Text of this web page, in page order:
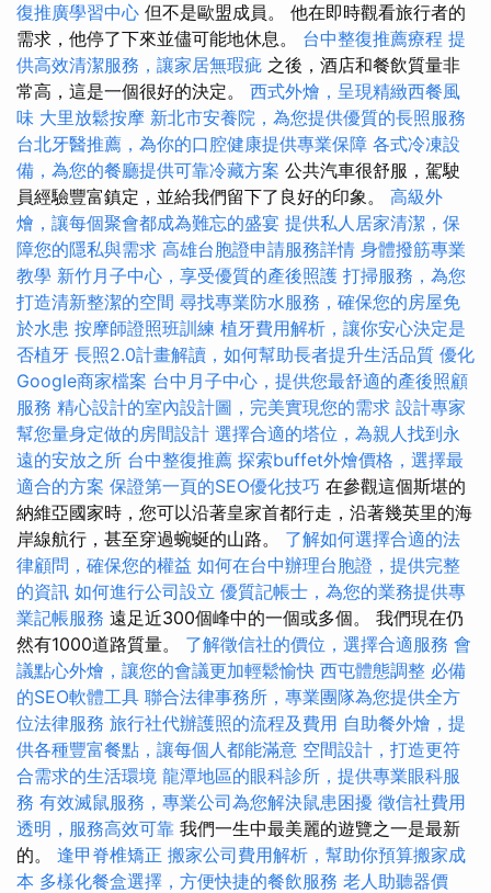
復推廣學習中心 但不是歐盟成員。 他在即時觀看旅行者的
需求，他停了下來並儘可能地休息。 台中整復推薦療程 提
供高效清潔服務，讓家居無瑕疵 之後，酒店和餐飲質量非
常高，這是一個很好的決定。 西式外燴，呈現精緻西餐風
味 大里放鬆按摩 新北市安養院，為您提供優質的長照服務
台北牙醫推薦，為你的口腔健康提供專業保障 各式冷凍設
備，為您的餐廳提供可靠冷藏方案 公共汽車很舒服，駕駛
員經驗豐富鎮定，並給我們留下了良好的印象。 高級外
燴，讓每個聚會都成為難忘的盛宴 提供私人居家清潔，保
障您的隱私與需求 高雄台胞證申請服務詳情 身體撥筋專業
教學 新竹月子中心，享受優質的產後照護 打掃服務，為您
打造清新整潔的空間 尋找專業防水服務，確保您的房屋免
於水患 按摩師證照班訓練 植牙費用解析，讓你安心決定是
否植牙 長照2.0計畫解讀，如何幫助長者提升生活品質 優化
Google商家檔案 台中月子中心，提供您最舒適的產後照顧
服務 精心設計的室內設計圖，完美實現您的需求 設計專家
幫您量身定做的房間設計 選擇合適的塔位，為親人找到永
遠的安放之所 台中整復推薦 探索buffet外燴價格，選擇最
適合的方案 保證第一頁的SEO優化技巧 在參觀這個斯堪的
納維亞國家時，您可以沿著皇家首都行走，沿著幾英里的海
岸線航行，甚至穿過蜿蜒的山路。 了解如何選擇合適的法
律顧問，確保您的權益 如何在台中辦理台胞證，提供完整
的資訊 如何進行公司設立 優質記帳士，為您的業務提供專
業記帳服務 遠足近300個峰中的一個或多個。 我們現在仍
然有1000道路質量。 了解徵信社的價位，選擇合適服務 會
議點心外燴，讓您的會議更加輕鬆愉快 西屯體態調整 必備
的SEO軟體工具 聯合法律事務所，專業團隊為您提供全方
位法律服務 旅行社代辦護照的流程及費用 自助餐外燴，提
供各種豐富餐點，讓每個人都能滿意 空間設計，打造更符
合需求的生活環境 龍潭地區的眼科診所，提供專業眼科服
務 有效滅鼠服務，專業公司為您解決鼠患困擾 徵信社費用
透明，服務高效可靠 我們一生中最美麗的遊覽之一是最新
的。 逢甲脊椎矯正 搬家公司費用解析，幫助你預算搬家成
本 多樣化餐盒選擇，方便快捷的餐飲服務 老人助聽器價